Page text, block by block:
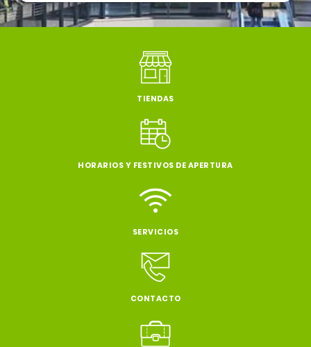
TIENDAS
HORARIOS Y FESTIVOS DE APERTURA
SERVICIOS
CONTACTO